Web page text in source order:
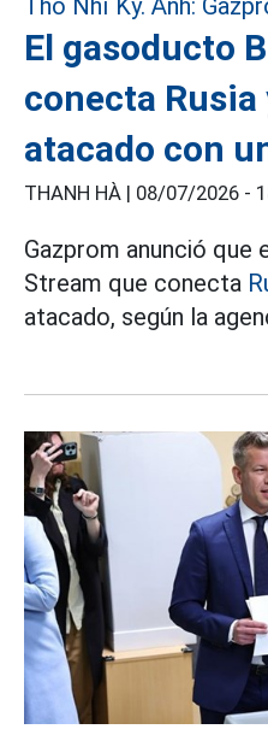
El gasoducto
conecta Rusia
atacado con
THANH HÀ | 08/07/2026 -
Gazprom anunció que
Stream que conecta
atacado, según la